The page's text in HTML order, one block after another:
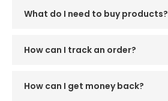
What do I need to buy products?
How can I track an order?
How can I get money back?